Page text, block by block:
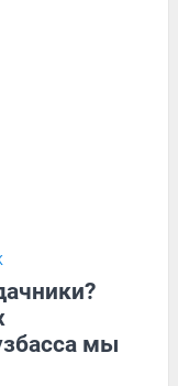
мы